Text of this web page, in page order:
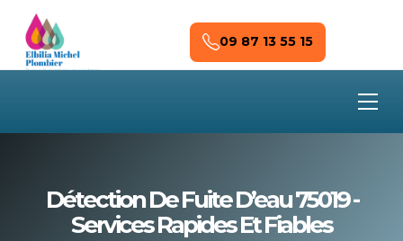
Skip to main content
09 87 13 55 15
Détection De Fuite D’eau 75019 -
Services Rapides Et Fiables